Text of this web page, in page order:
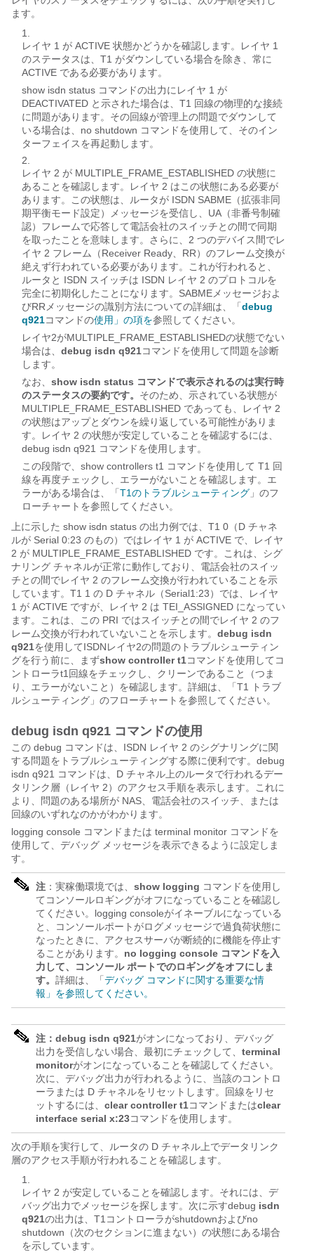
ます。
レイヤ 1 が ACTIVE 状態かどうかを確認します。レイヤ 1
のステータスは、T1 がダウンしている場合を除き、常に
ACTIVE である必要があります。
show isdn status コマンドの出力にレイヤ 1 が
DEACTIVATED と示された場合は、T1 回線の物理的な接続
に問題があります。その回線が管理上の問題でダウンして
いる場合は、no shutdown コマンドを使用して、そのイン
ターフェイスを再起動します。
レイヤ 2 が MULTIPLE_FRAME_ESTABLISHED の状態に
あることを確認します。レイヤ 2 はこの状態にある必要が
あります。この状態は、ルータが ISDN SABME（拡張非同
期平衡モード設定）メッセージを受信し、UA（非番号制確
認）フレームで応答して電話会社のスイッチとの間で同期
を取ったことを意味します。さらに、2 つのデバイス間でレ
イヤ 2 フレーム（Receiver Ready、RR）のフレーム交換が
絶えず行われている必要があります。これが行われると、
ルータと ISDN スイッチは ISDN レイヤ 2 のプロトコルを
完全に初期化したことになります。SABMEメッセージおよ
びRRメッセージの識別方法についての詳細は、「 debug
q921コマンドの使用」の項を参照してください。
レイヤ2がMULTIPLE_FRAME_ESTABLISHEDの状態でない
場合は、 debug isdn q921コマンドを使用して問題を診断
します。
なお、 show isdn status コマンドで表示されるのは実行時
のステータスの要約です。 そのため、示されている状態が
MULTIPLE_FRAME_ESTABLISHED であっても、レイヤ 2
の状態はアップとダウンを繰り返している可能性がありま
す。レイヤ 2 の状態が安定していることを確認するには、
debug isdn q921 コマンドを使用します。
この段階で、show controllers t1 コマンドを使用して T1 回
線を再度チェックし、エラーがないことを確認します。エ
ラーがある場合は、「 T1のトラブルシューティング 」のフ
ローチャートを参照してください。
上に示した show isdn status の出力例では、T1 0（D チャネ
ルが Serial 0:23 のもの）ではレイヤ 1 が ACTIVE で、レイヤ
2 が MULTIPLE_FRAME_ESTABLISHED です。これは、シグ
ナリング チャネルが正常に動作しており、電話会社のスイッ
チとの間でレイヤ 2 のフレーム交換が行われていることを示
しています。T1 1 の D チャネル（Serial1:23）では、レイヤ
1 が ACTIVE ですが、レイヤ 2 は TEI_ASSIGNED になってい
ます。これは、この PRI ではスイッチとの間でレイヤ 2 のフ
レーム交換が行われていないことを示します。 debug isdn
q921を使用してISDNレイヤ2の問題のトラブルシューティン
グを行う前に、まずshow controller t1コマンドを使用してコ
ントローラt1回線をチェックし、クリーンであること（つま
り、エラーがないこと）を確認します。詳細は、「T1 トラブ
ルシューティング」のフローチャートを参照してください。
debug isdn q921 コマンドの使用
この debug コマンドは、ISDN レイヤ 2 のシグナリングに関
する問題をトラブルシューティングする際に便利です。debug
isdn q921 コマンドは、D チャネル上のルータで行われるデー
タリンク層（レイヤ 2）のアクセス手順を表示します。これに
より、問題のある場所が NAS、電話会社のスイッチ、または
回線のいずれなのかがわかります。
logging console コマンドまたは terminal monitor コマンドを
使用して、デバッグ メッセージを表示できるように設定しま
す。
注 ：実稼働環境では、 show logging コマンドを使用し
てコンソールロギングがオフになっていることを確認し
てください。logging consoleがイネーブルになっている
と、コンソールポートがログメッセージで過負荷状態に
なったときに、アクセスサーバが断続的に機能を停止す
ることがあります。 no logging console コマンドを入
力して、コンソール ポートでのロギングをオフにしま
す。 詳細は、「 デバッグ コマンドに関する重要な情
報」を参照してください。
注：debug isdn q921がオンになっており、デバッグ
出力を受信しない場合、最初にチェックして、 terminal
monitorがオンになっていることを確認してください。
次に、デバッグ出力が行われるように、当該のコントロ
ーラまたは D チャネルをリセットします。回線をリセ
ットするには、 clear controller t1コマンドまたはclear
interface serial x:23コマンドを使用します。
次の手順を実行して、ルータの D チャネル上でデータリンク
層のアクセス手順が行われることを確認します。
レイヤ 2 が安定していることを確認します。それには、デ
バッグ出力でメッセージを探します。次に示すdebug isdn
q921の出力は、T1コントローラがshutdownおよびno
shutdown（次のセクションに進まない）の状態にある場合
を示しています。